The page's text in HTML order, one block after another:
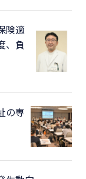
険適
、負
の専